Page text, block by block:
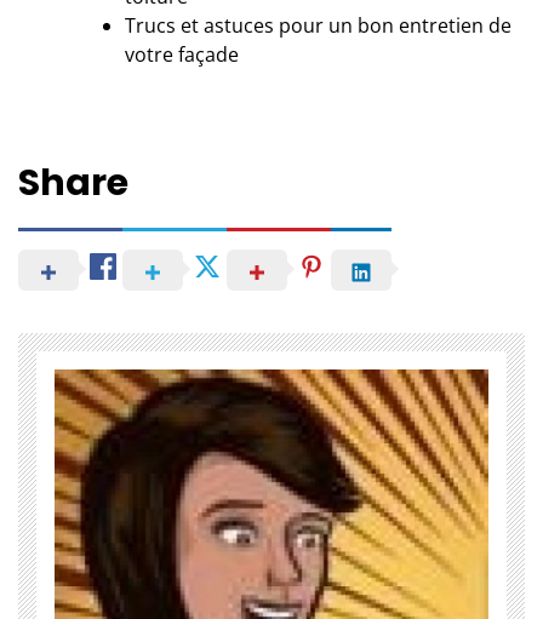
Trucs et astuces pour un bon entretien de
votre façade
Share